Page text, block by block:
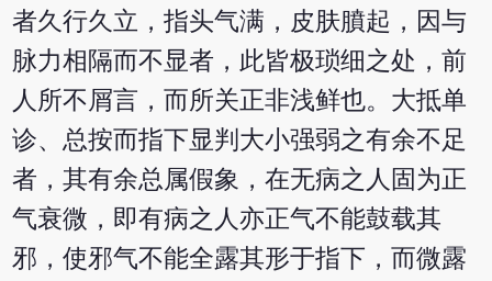
者久行久立，指头气满，皮肤膹起，因与
脉力相隔而不显者，此皆极琐细之处，前
人所不屑言，而所关正非浅鲜也。大抵单
诊、总按而指下显判大小强弱之有余不足
者，其有余总属假象，在无病之人固为正
气衰微，即有病之人亦正气不能鼓载其
邪，使邪气不能全露其形于指下，而微露